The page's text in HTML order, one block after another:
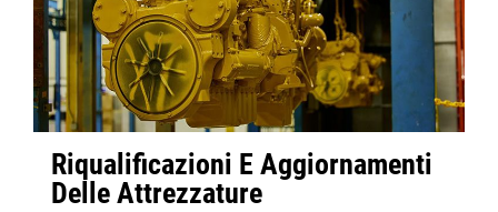
Riqualificazioni E Aggiornamenti
Delle Attrezzature